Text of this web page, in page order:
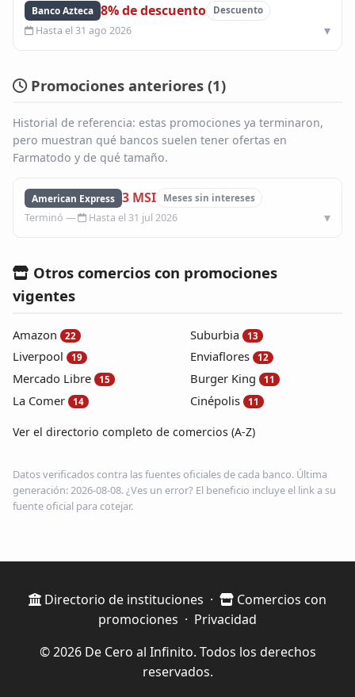
Banco Azteca 8% de descuento Descuento
Hasta el 31 ago 2026
Promociones anteriores (1)
Historial de referencia: estas promociones ya terminaron,
pero muestran qué bancos suelen tener ofertas en
Farmatodo y de qué tamaño.
American Express 3 MSI Meses sin intereses
Hasta el 31 jul 2026
Otros comercios con promociones
vigentes
Amazon 22
Liverpool 19
Mercado Libre 15
La Comer 14
Suburbia 13
Enviaflores 12
Burger King 11
Cinépolis 11
Ver el directorio completo de comercios (A-Z)
Datos verificados contra las fuentes oficiales de cada banco. Última
generación: 2026-08-08. ¿Ves un error? El beneficio incluye el link a su
fuente oficial para cotejar.
Directorio de instituciones ·
Comercios con
promociones · Privacidad
© 2026 De Cero al Infinito. Todos los derechos
reservados.